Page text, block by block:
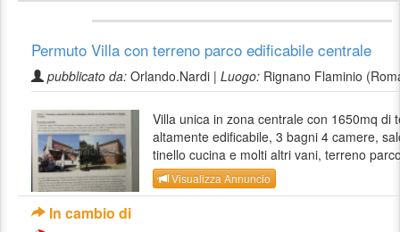
Permuto Villa con terreno parco edificabile centrale
pubblicato da: Orlando.Nardi | Luogo: Rignano Flaminio
Villa unica in zona centrale con 1650mq di
altamente edificabile, 3 bagni 4 camere,
tinello cucina e molti altri vani, terreno
Visualizza Annuncio
In cambio di